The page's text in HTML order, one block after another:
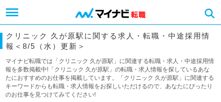
クリニック 久が原駅に関する求人・転職・中途採用情
報＜8/5（水）更新＞
マイナビ転職では「クリニック 久が原駅」に関連する転職・求人・中途採用情
報を多数掲載中!「クリニック 久が原駅」の転職・求人情報を探しているあな
たにおすすめのお仕事を掲載しています。「クリニック 久が原駅」に関連する
キーワードからも転職・求人情報をお探しいただけるので、あなたにぴったり
のお仕事を見つけてみてください!